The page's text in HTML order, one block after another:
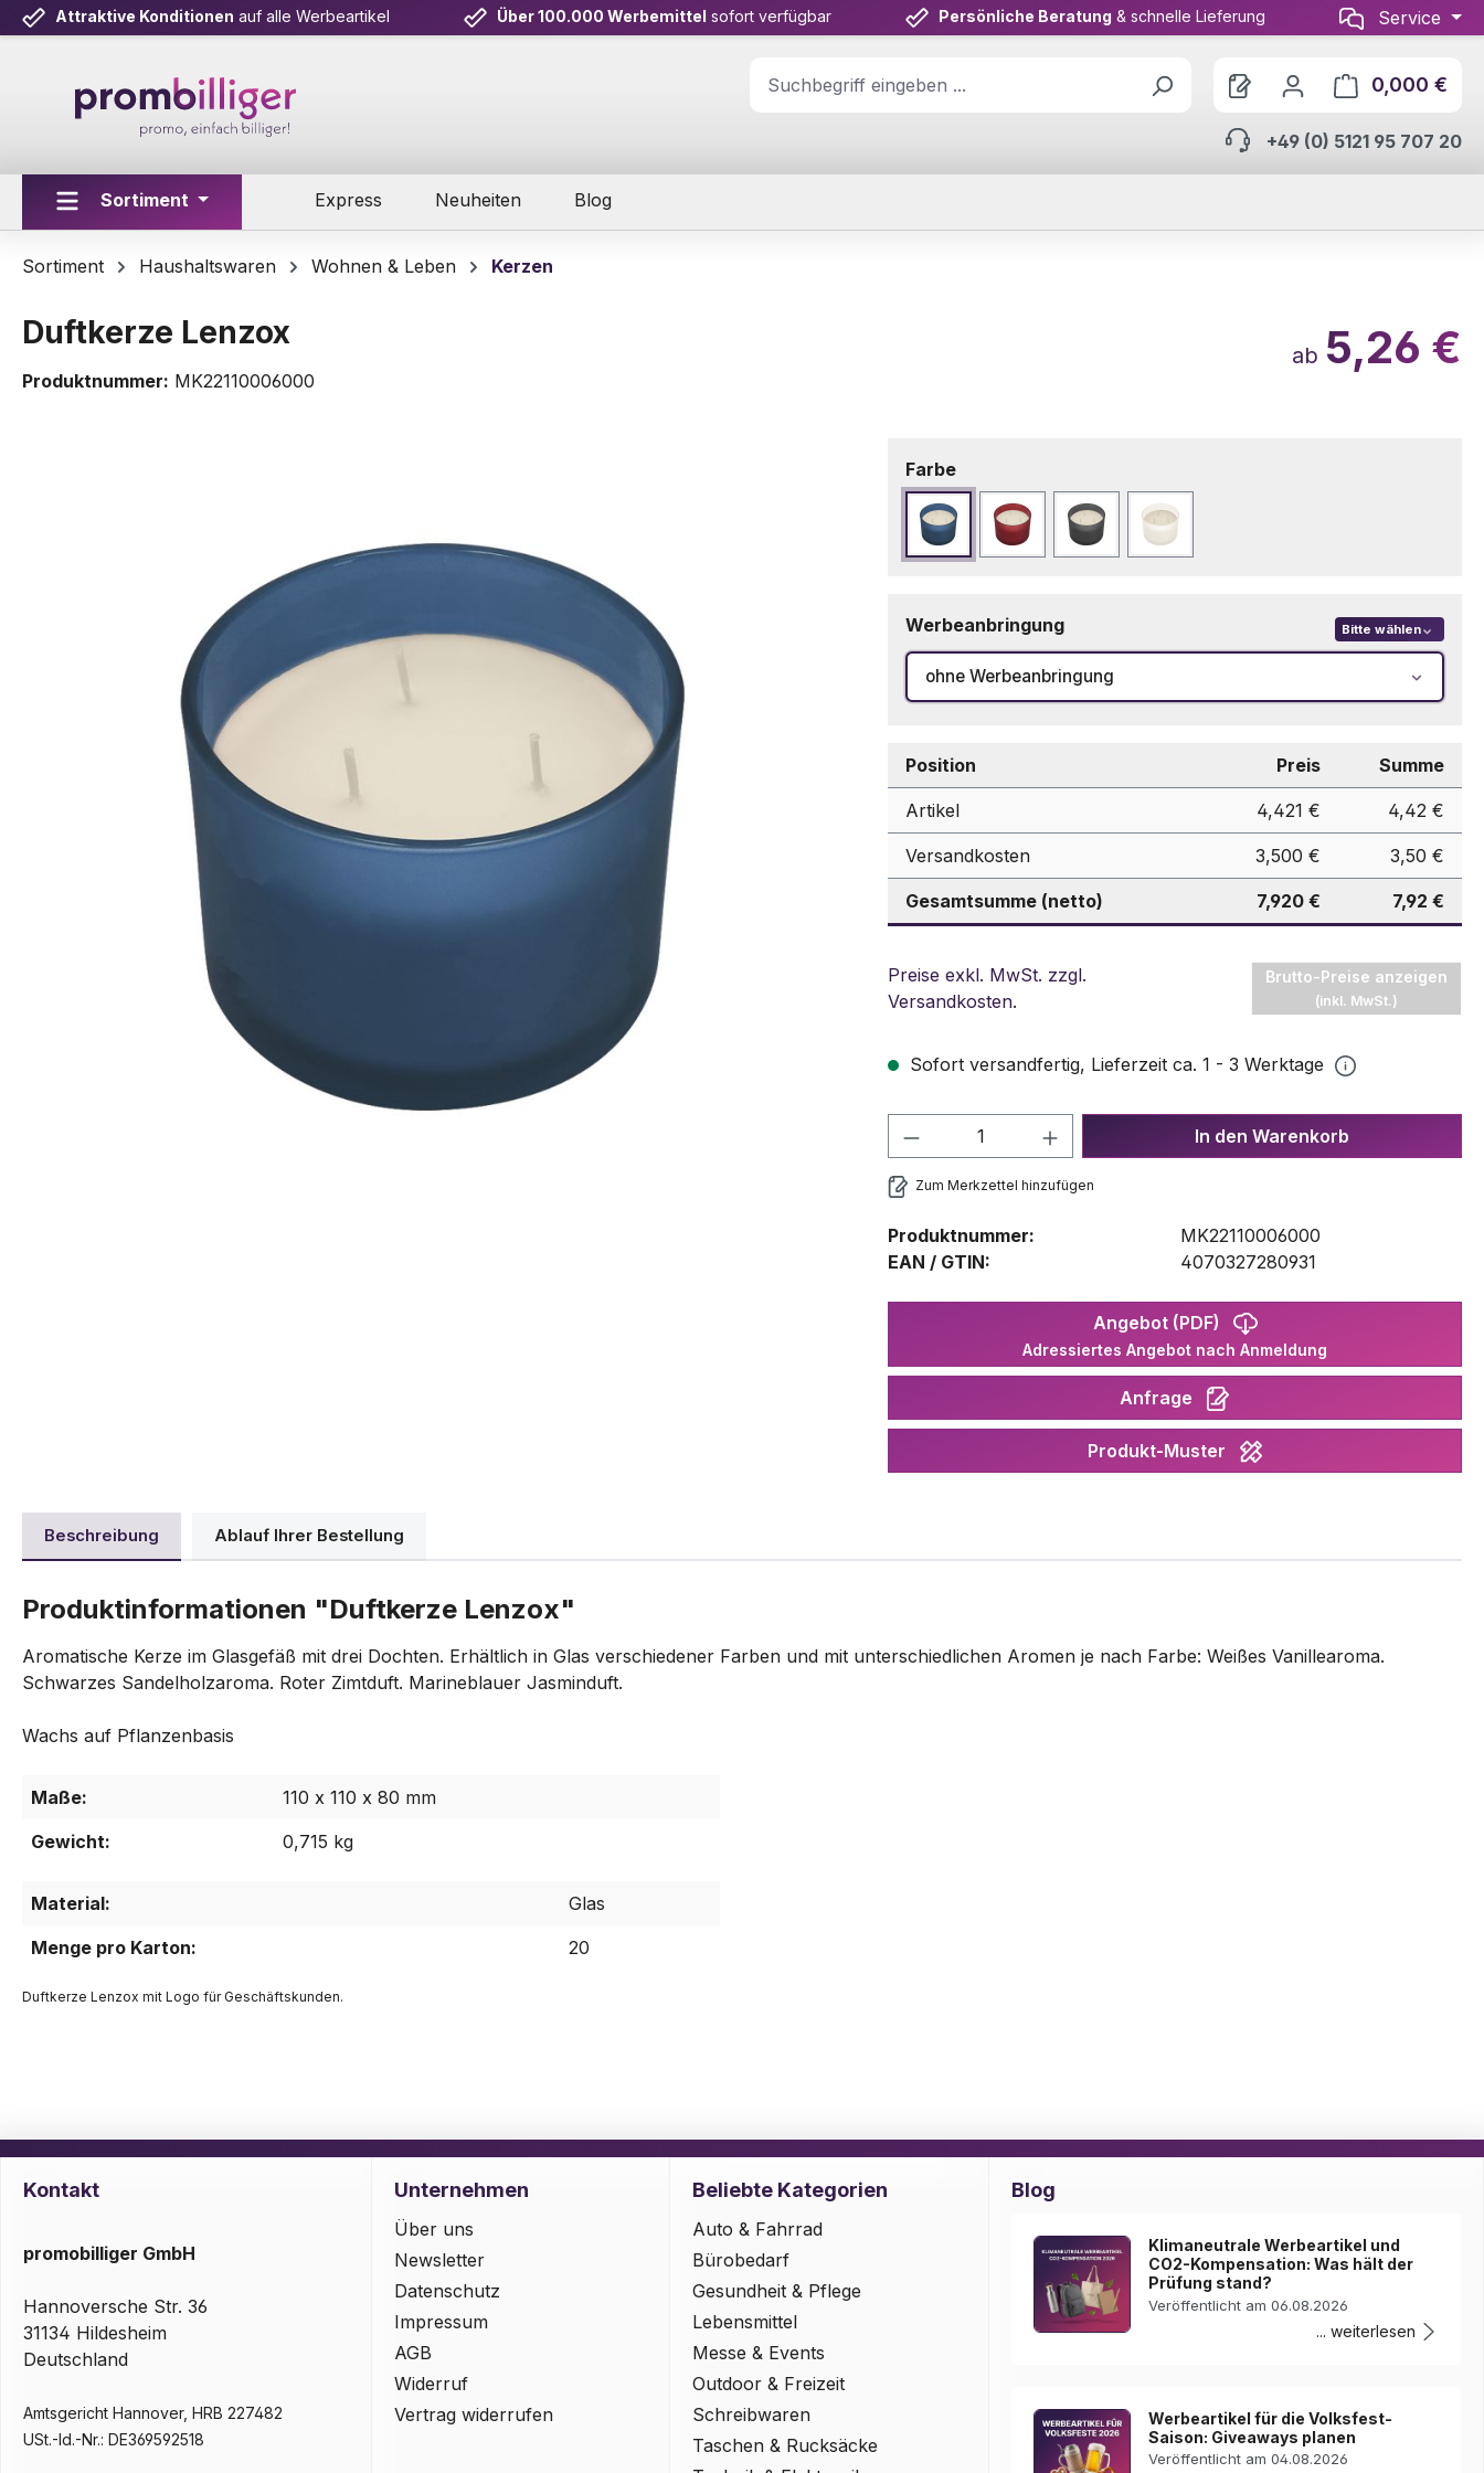
Hauptinhalt springen
Zur Suche springen
Zur Hauptnavigation springen
Attraktive Konditionen auf alle Werbeartikel Über 100.000 Werbemittel sofort verfügbar Persönliche Beratung & schnelle Lieferung Service
0,000 €
+49 (0) 5121 95 707 20
Sortiment Express Neuheiten Blog
Sortiment Haushaltswaren Wohnen & Leben Kerzen
Duftkerze Lenzox
Produktnummer: MK22110006000
ab 5,26 €
Farbeauswählen
Marineblau
Rot SchwarzWeiß
Werbeanbringung Bitte wählen
ohne Werbeanbringung
Position Preis Summe
Artikel 4,421 € 4,42 €
Versandkosten 3,500 € 3,50 €
Gesamtsumme (netto) 7,920 € 7,92 €
Preise exkl. MwSt. zzgl.
Versandkosten.
Brutto-Preise anzeigen
(inkl. MwSt.)
Sofort versandfertig, Lieferzeit ca. 1 - 3 Werktage
Produkt Anzahl: Gib den gewünschten Wert
In den Warenkorb
Zum Merkzettel hinzufügen
Produktnummer:
MK22110006000
EAN / GTIN:
4070327280931
Angebot (PDF)
Adressiertes Angebot nach Anmeldung
Anfrage
Produkt-Muster
Beschreibung Ablauf Ihrer Bestellung
Produktinformationen "Duftkerze Lenzox"
Aromatische Kerze im Glasgefäß mit drei Dochten. Erhältlich in Glas verschiedener Farben und mit unterschiedlichen Aromen je nach Farbe: Weißes Vanillearoma.
Schwarzes Sandelholzaroma. Roter Zimtduft. Marineblauer Jasminduft.
Wachs auf Pflanzenbasis
Maße:
110 x 110 x 80 mm
Gewicht:
0,715 kg
Material:
Glas
Menge pro Karton:
20
Duftkerze Lenzox mit Logo für Geschäftskunden.
Kontakt
promobilliger GmbH
Hannoversche Str. 36
31134 Hildesheim
Deutschland
Amtsgericht Hannover, HRB 227482
USt.-Id.-Nr.: DE369592518
Unternehmen
Über uns
Newsletter
Datenschutz
Impressum
AGB
Widerruf
Vertrag widerrufen
Beliebte Kategorien
Auto & Fahrrad
Bürobedarf
Gesundheit & Pflege
Lebensmittel
Messe & Events
Outdoor & Freizeit
Schreibwaren
Taschen & Rucksäcke
Blog
Klimaneutrale Werbeartikel und
CO2-Kompensation: Was hält der
Prüfung stand?
Veröffentlicht am 06.08.2026
... weiterlesen
Werbeartikel für die Volksfest-
Saison: Giveaways planen
Veröffentlicht am 04.08.2026